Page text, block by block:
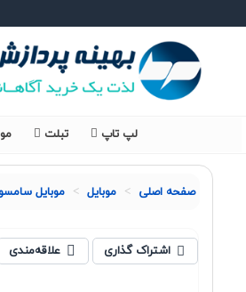
لپ تاپ تبلت
صفحه اصلی موبايل موبایل
اشتراک گذاری علاقه‌مندی